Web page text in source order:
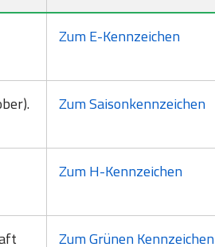
Zum E-Kennzeichen
Zum Saisonkennzeichen
Zum H-Kennzeichen
Zum Grünen Kennzeichen